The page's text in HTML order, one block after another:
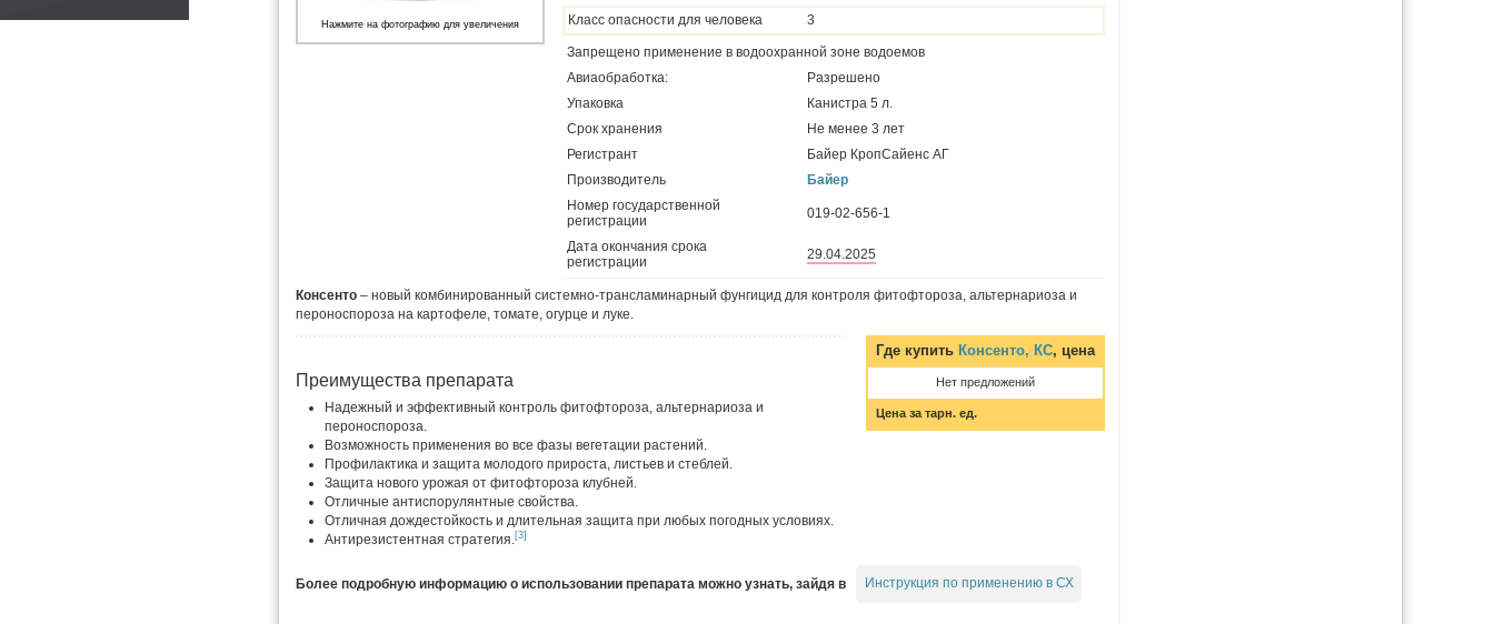
Класс опасности для человека 3
Запрещено применение в водоохранной зоне водоемов
Авиаобработка:
Разрешено
Упаковка
Канистра 5 л.
Срок хранения
Не менее 3 лет
Регистрант
Байер КропСайенс АГ
Производитель
Байер
Номер государственной
регистрации
019-02-656-1
Дата окончания срока
регистрации
29.04.2025
Нажмите на фотографию для увеличения
Консенто – новый комбинированный системно-трансламинарный фунгицид для контроля фитофтороза, альтернариоза и
пероноспороза на картофеле, томате, огурце и луке.
Где купить Консенто, КС, цена
Нет предложений
Цена за тарн. ед.
Преимущества препарата
Надежный и эффективный контроль фитофтороза, альтернариоза и
пероноспороза.
Возможность применения во все фазы вегетации растений.
Профилактика и защита молодого прироста, листьев и стеблей.
Защита нового урожая от фитофтороза клубней.
Отличные антиспорулянтные свойства.
Отличная дождестойкость и длительная защита при любых погодных условиях.
Антирезистентная стратегия.[3]
Более подробную информацию о использовании препарата можно узнать, зайдя в Инструкция по применению в СХ